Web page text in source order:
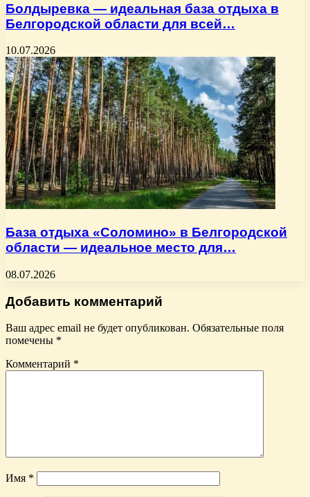
Болдыревка — идеальная база отдыха в
Белгородской области для всей…
10.07.2026
База отдыха «Соломино» в Белгородской
области — идеальное место для…
08.07.2026
Добавить комментарий
Ваш адрес email не будет опубликован. Обязательные поля
помечены *
Комментарий *
Имя *